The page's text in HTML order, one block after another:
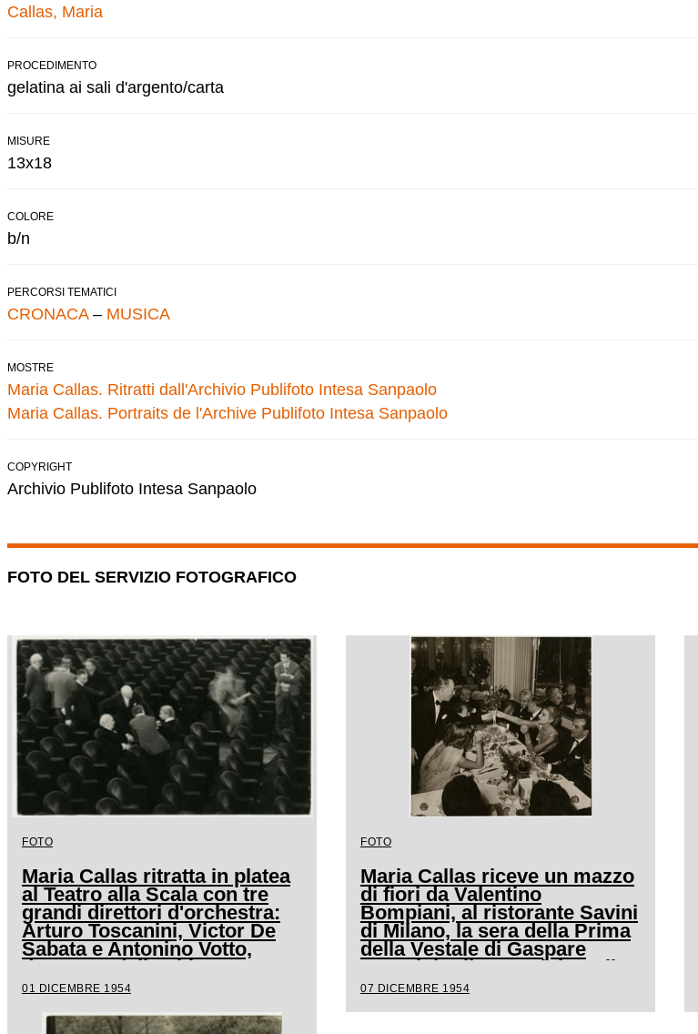
Callas, Maria
PROCEDIMENTO
gelatina ai sali d'argento/carta
MISURE
13x18
COLORE
b/n
PERCORSI TEMATICI
CRONACA– MUSICA
MOSTRE
Maria Callas. Ritratti dall'Archivio Publifoto Intesa Sanpaolo
Maria Callas. Portraits de l'Archive Publifoto Intesa Sanpaolo
COPYRIGHT
Archivio Publifoto Intesa Sanpaolo
FOTO DEL SERVIZIO FOTOGRAFICO
FOTO
Maria Callas ritratta in platea
al Teatro alla Scala con tre
grandi direttori d'orchestra:
Arturo Toscanini, Victor De
Sabata e Antonino Votto,
dopo una delle ultime prove
de La Vestale, opera che il 7
inaugurato la stagione lirica
01 DICEMBRE 1954
FOTO
Maria Callas riceve un mazzo
di fiori da Valentino
Bompiani, al ristorante Savini
di Milano, la sera della Prima
della Vestale di Gaspare
Spontini. Alla sua sinistra il
regista Luchino Visconti, a
07 DICEMBRE 1954